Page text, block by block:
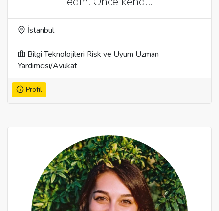
İstanbul
Bilgi Teknolojileri Risk ve Uyum Uzman
Yardımcısı/Avukat
Profil